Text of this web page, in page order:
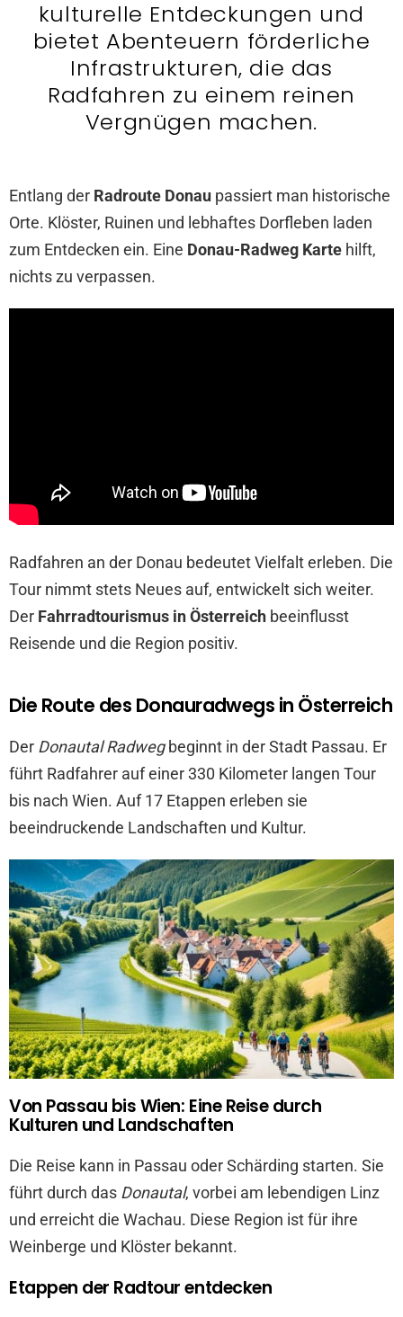
kulturelle Entdeckungen und
bietet Abenteuern förderliche
Infrastrukturen, die das
Radfahren zu einem reinen
Vergnügen machen.
Entlang der Radroute Donau passiert man historische
Orte. Klöster, Ruinen und lebhaftes Dorfleben laden
zum Entdecken ein. Eine Donau-Radweg Karte hilft,
nichts zu verpassen.
Radfahren an der Donau bedeutet Vielfalt erleben. Die
Tour nimmt stets Neues auf, entwickelt sich weiter.
Der Fahrradtourismus in Österreich beeinflusst
Reisende und die Region positiv.
Die Route des Donauradwegs in Österreich
Der Donautal Radwegbeginnt in der Stadt Passau. Er
führt Radfahrer auf einer 330 Kilometer langen Tour
bis nach Wien. Auf 17 Etappen erleben sie
beeindruckende Landschaften und Kultur.
Von Passau bis Wien: Eine Reise durch
Kulturen und Landschaften
Die Reise kann in Passau oder Schärding starten. Sie
führt durch das Donautal, vorbei am lebendigen Linz
und erreicht die Wachau. Diese Region ist für ihre
Weinberge und Klöster bekannt.
Etappen der Radtour entdecken